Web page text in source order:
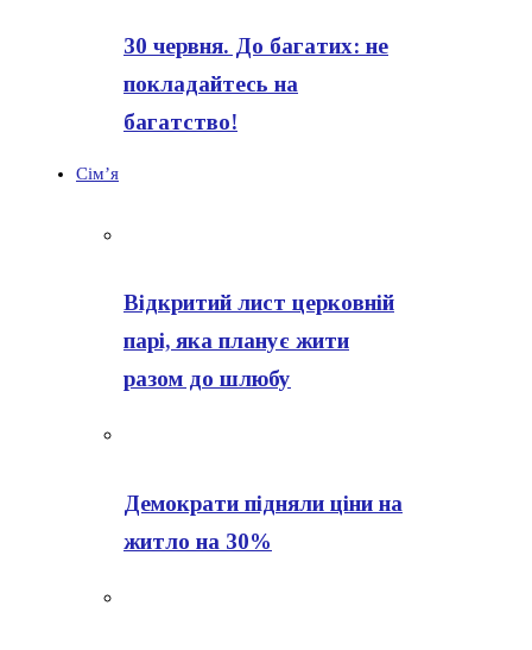
30 червня. До багатих: не
покладайтесь на
багатство!
Сім’я
Відкритий лист церковній
парі, яка планує жити
разом до шлюбу
Демократи підняли ціни на
житло на 30%